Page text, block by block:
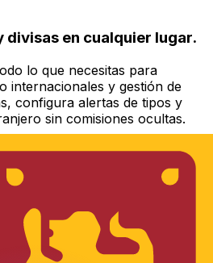
divisas en cualquier lugar.
lo que necesitas para
internacionales y gestión de
configura alertas de tipos y
sin comisiones ocultas.